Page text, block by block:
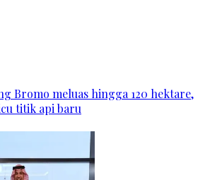
Bromo meluas hingga 120 hektare,
titik api baru